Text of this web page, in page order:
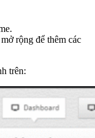
rộng để thêm các
trên: